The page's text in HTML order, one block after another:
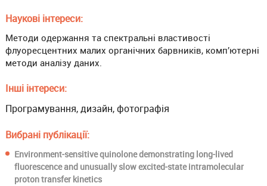
Наукові інтереси:
Методи одержання та спектральні властивості
флуоресцентних малих органічних барвників, комп’ютерні
методи аналізу даних.
Інші інтереси:
Програмування, дизайн, фотографія
Вибрані публікації:
Environment-sensitive quinolone demonstrating long-lived
fluorescence and unusually slow excited-state intramolecular
proton transfer kinetics